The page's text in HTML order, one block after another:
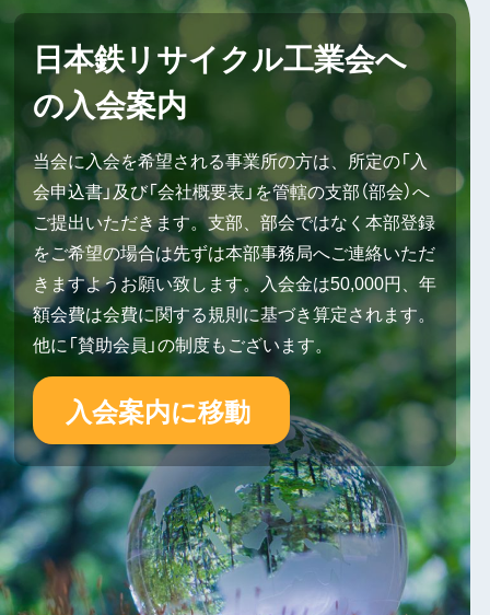
日本鉄リサイクル工業会へ
の入会案内
当会に入会を希望される事業所の方は、所定の「入
会申込書」及び「会社概要表」を管轄の支部（部会）へ
ご提出いただきます。支部、部会ではなく本部登録
をご希望の場合は先ずは本部事務局へご連絡いただ
きますようお願い致します。入会金は50,000円、年
額会費は会費に関する規則に基づき算定されます。
他に「賛助会員」の制度もございます。
入会案内に移動